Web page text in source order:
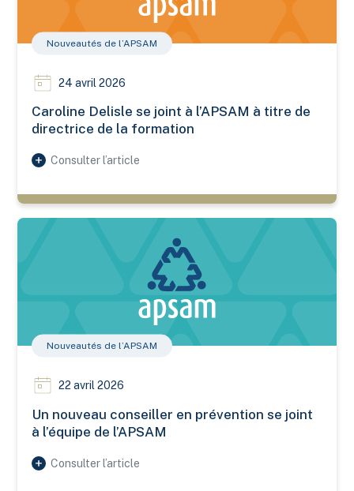
Nouveautés de l’APSAM
24 avril 2026
Caroline Delisle se joint à l’APSAM à titre de
directrice de la formation
Consulter l’article
Un nouveau conseiller en prévention se joint à l’équipe de
Nouveautés de l’APSAM
22 avril 2026
Un nouveau conseiller en prévention se joint
à l’équipe de l’APSAM
Consulter l’article